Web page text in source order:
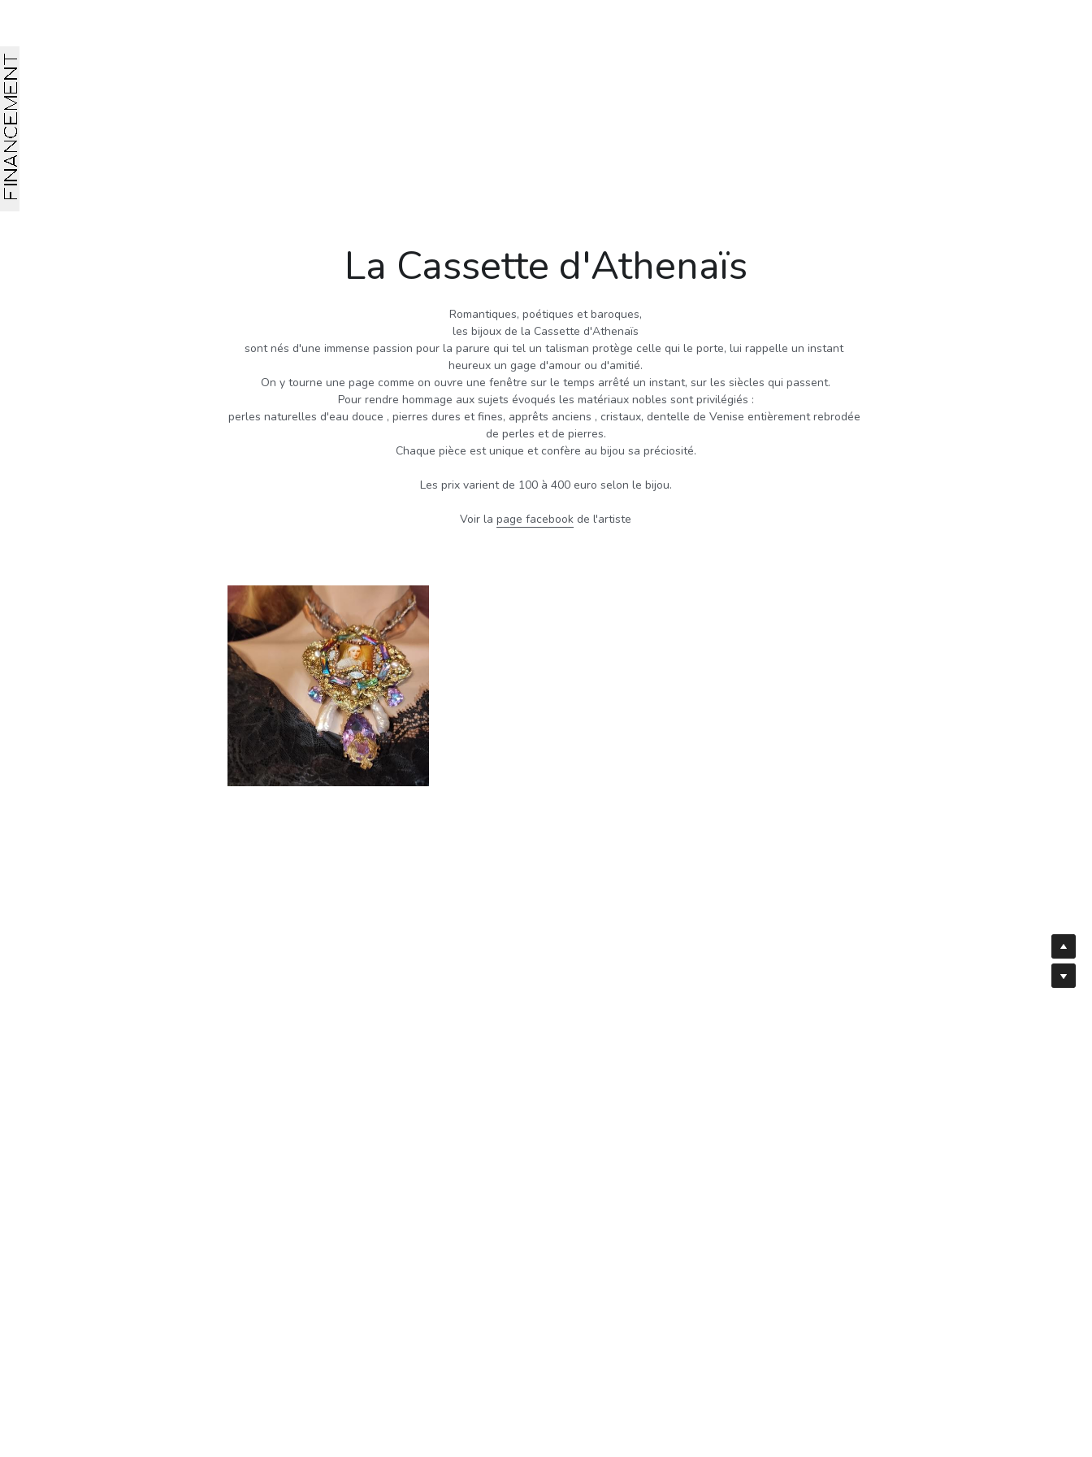
sont nés d'une immense passion pour la parure qui tel un talisman protège celle qui le porte, lui rappelle un instant
heureux un gage d'amour ou d'amitié.
On y tourne une page comme on ouvre une fenêtre sur le temps arrêté un instant, sur les siècles qui passent.
perles naturelles d'eau douce , pierres dures et fines, apprêts anciens , cristaux, dentelle de Venise entièrement rebrodée
de perles et de pierres.
Chaque pièce est unique et confère au bijou sa préciosité.
Les prix varient de 100 à 400 euro selon le bijou.
Voir la page facebook de l'artiste